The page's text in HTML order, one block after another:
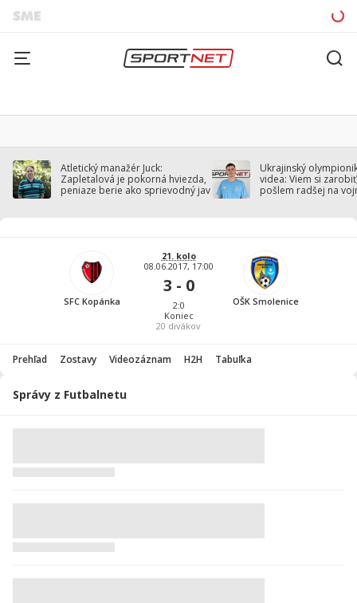
Atletický manažér Juck:
Zapletalová je pokorná hviezda,
peniaze berie ako sprievodný jav
Ukrajinský
videa: Viem si
pošlem radšej na
SFC Kopánka
21. kolo
08.06.2017, 17:00
3 - 0
2:0
Koniec
20 divákov
OŠK Smolenice
Prehľad Zostavy Videozáznam H2H Tabuľka
Správy z Futbalnetu